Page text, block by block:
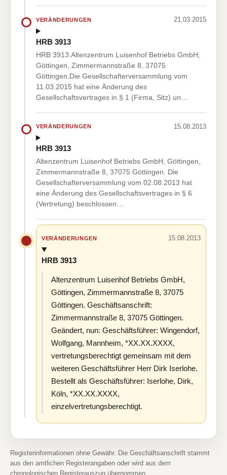
VERÄNDERUNGEN 21.03.2015
HRB 3913
HRB 3913:Altenzentrum Luisenhof Betriebs GmbH,
Göttingen, Zimmermannstraße 8, 37075
Göttingen.Die Gesellschafterversammlung vom
11.03.2015 hat eine Änderung des
Gesellschaftsvertrages in § 1 (Firma, Sitz) un…
VERÄNDERUNGEN 15.08.2013
HRB 3913
Altenzentrum Luisenhof Betriebs GmbH, Göttingen,
Zimmermannstraße 8, 37075 Göttingen. Die
Gesellschafterversammlung vom 02.08.2013 hat
eine Änderung des Gesellschaftsvertrages in § 6
(Vertretung) beschlossen…
VERÄNDERUNGEN 15.08.2013
HRB 3913
Altenzentrum Luisenhof Betriebs GmbH,
Göttingen, Zimmermannstraße 8, 37075
Göttingen. Geschäftsanschrift:
Zimmermannstraße 8, 37075 Göttingen.
Geändert, nun: Geschäftsführer: Wingendorf,
Wolfgang, Mannheim, *XX.XX.XXXX,
vertretungsberechtigt gemeinsam mit dem
weiteren Geschäftsführer Herr Dirk Iserlohe.
Bestellt als Geschäftsführer: Iserlohe, Dirk,
Köln, *XX.XX.XXXX,
einzelvertretungsberechtigt.
Registerinformationen ohne Gewähr. Die Geschäftsanschrift stammt
aus den amtlichen Registerangaben oder wird aus dem
chronologischen Registerauszug übernommen.